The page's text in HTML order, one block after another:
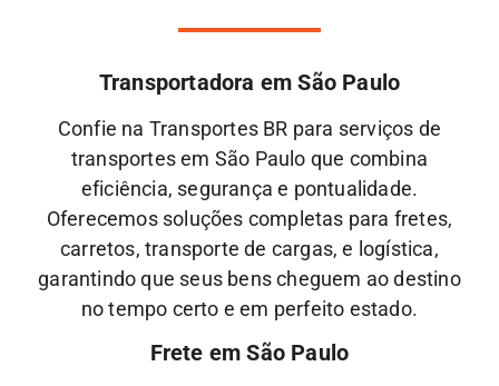
Transportadora em São Paulo
Confie na Transportes BR para serviços de
transportes em São Paulo que combina
eficiência, segurança e pontualidade.
Oferecemos soluções completas para fretes,
carretos, transporte de cargas, e logística,
garantindo que seus bens cheguem ao destino
no tempo certo e em perfeito estado.
Frete em São Paulo